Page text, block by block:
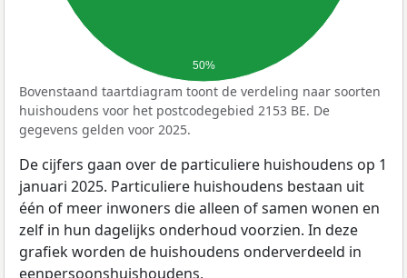
50%
Bovenstaand taartdiagram toont de verdeling naar soorten
huishoudens voor het postcodegebied 2153 BE. De
gegevens gelden voor 2025.
De cijfers gaan over de particuliere huishoudens op 1
januari 2025. Particuliere huishoudens bestaan uit
één of meer inwoners die alleen of samen wonen en
zelf in hun dagelijks onderhoud voorzien. In deze
grafiek worden de huishoudens onderverdeeld in
eenpersoonshuishoudens,